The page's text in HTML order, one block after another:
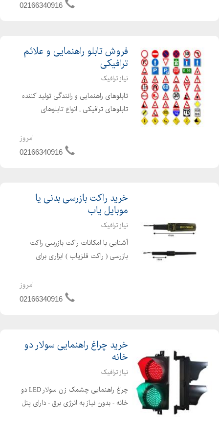
02166340916
فروش تابلو راهنمایی و علائم
ترافیکی
نیاز ترافیک
تابلوهای راهنمایی و رانندگی تولید کننده
تابلوهای ترافیکی , انواع تابلوهای
رانندگی , ساخت تابلوهای ترافیکی ,
امروز
02166340916
خرید راکت بازرسی بدنی یا
موبایل یاب
نیاز ترافیک
آشنایی با امکانات راکت بازرسی راکت
بازرسی ( راکت فلزیاب ) ابزاری برای
مانند فرودگاهها، مدارس، محیطهای کاری
امروز
02166340916
خرید چراغ راهنمایی سولار دو
خانه
نیاز ترافیک
چراغ راهنمایی چشمک زن سولار LED دو
خانه - بدون نیاز به انرژی برق - دارای پنل